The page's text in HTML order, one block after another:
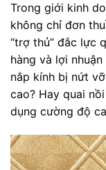
Trong giới kinh
không chỉ đơn
“trợ thủ” đắc lực
hàng và lợi
nắp kính bị nứt
cao? Hay quai
dụng cường độ